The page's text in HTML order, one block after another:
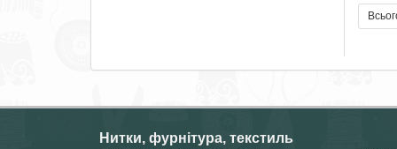
Нитки, фурнітура, текстиль